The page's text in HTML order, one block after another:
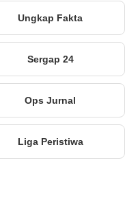
Ungkap Fakta
Sergap 24
Ops Jurnal
Liga Peristiwa